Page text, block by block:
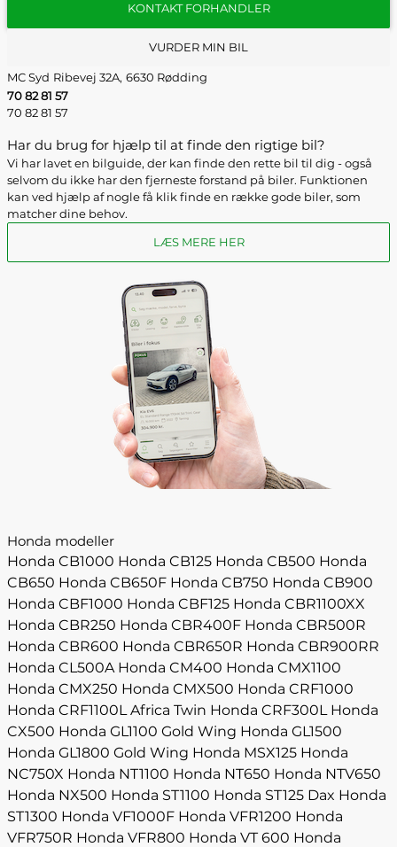
KONTAKT FORHANDLER
VURDER MIN BIL
MC Syd Ribevej 32A, 6630 Rødding
70 82 81 57
70 82 81 57
Har du brug for hjælp til at finde den rigtige bil?
Vi har lavet en bilguide, der kan finde den rette bil til dig - også
selvom du ikke har den fjerneste forstand på biler. Funktionen
kan ved hjælp af nogle få klik finde en række gode biler, som
matcher dine behov.
LÆS MERE HER
Honda modeller
Honda CB1000 Honda CB125 Honda CB500 Honda
CB650 Honda CB650F Honda CB750 Honda CB900
Honda CBF1000 Honda CBF125 Honda CBR1100XX
Honda CBR250 Honda CBR400F Honda CBR500R
Honda CBR600 Honda CBR650R Honda CBR900RR
Honda CL500A Honda CM400 Honda CMX1100
Honda CMX250 Honda CMX500 Honda CRF1000
Honda CRF1100L Africa Twin Honda CRF300L Honda
CX500 Honda GL1100 Gold Wing Honda GL1500
Honda GL1800 Gold Wing Honda MSX125 Honda
NC750X Honda NT1100 Honda NT650 Honda NTV650
Honda NX500 Honda ST1100 Honda ST125 Dax Honda
ST1300 Honda VF1000F Honda VFR1200 Honda
VFR750R Honda VFR800 Honda VT 600 Honda